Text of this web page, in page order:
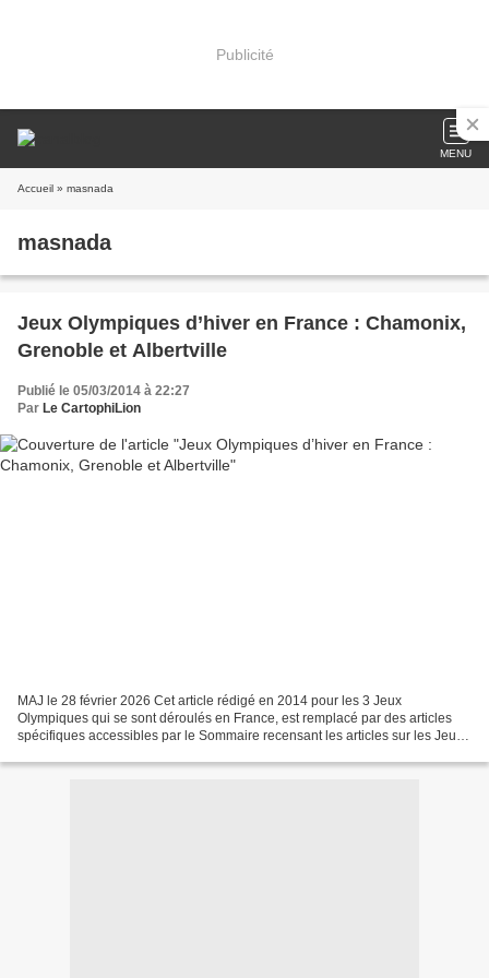
Publicité
MENU
Accueil » masnada
masnada
Jeux Olympiques d’hiver en France : Chamonix,
Grenoble et Albertville
Publié le 05/03/2014 à 22:27
Par Le CartophiLion
MAJ le 28 février 2026 Cet article rédigé en 2014 pour les 3 Jeux
Olympiques qui se sont déroulés en France, est remplacé par des articles
spécifiques accessibles par le Sommaire recensant les articles sur les Jeux